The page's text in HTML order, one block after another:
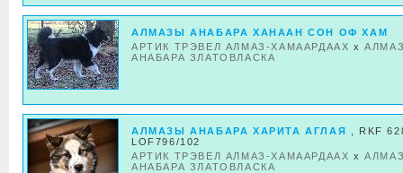
АЛМАЗЫ АНАБАРА ХАНААН СОН ОФ ХАМ
АРТИК ТРЭВЕЛ АЛМАЗ-ХАМААРДААХ x
АНАБАРА ЗЛАТОВЛАСКА
АЛМАЗЫ АНАБАРА ХАРИТА АГЛАЯ
, RKF
LOF796/102
АРТИК ТРЭВЕЛ АЛМАЗ-ХАМААРДААХ x
АНАБАРА ЗЛАТОВЛАСКА